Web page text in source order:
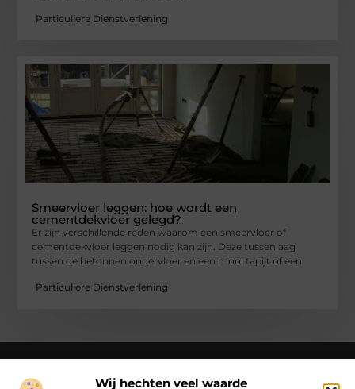
Wij hechten veel waarde
Particuliere Dienstverlening
Smeervloer leggen: hoe wordt een
cementdekvloer gelegd?
Er zijn verschillende reden waarom een smeervloer of
cementdekvloer leggen nodig kan zijn. Deze tussenlaag
tussen de betonnen ondervloer en een mooi tapijt of een
Particuliere Dienstverlening